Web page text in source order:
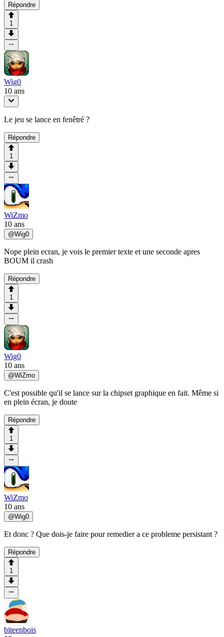
Répondre
1
Wig0
10 ans
Le jeu se lance en fenêtré ?
Répondre
1
WiZmo
10 ans
@Wig0
Nope plein ecran, je vois le premier texte et une seconde apres
BOUM il crash
Répondre
1
Wig0
10 ans
@WiZmo
C'est possible qu'il se lance sur la chipset graphique en fait. Même si
en plein écran, je doute
Répondre
1
WiZmo
10 ans
@Wig0
Et donc ? Que dois-je faire pour remedier a ce probleme persistant ?
Répondre
1
biteenbois